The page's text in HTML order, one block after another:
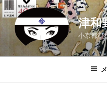
コ
ン
テ
津和
小京都津